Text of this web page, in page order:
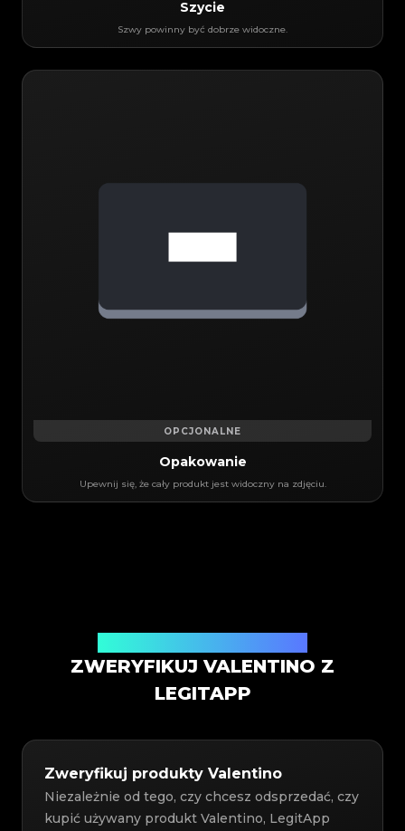
Szycie
Szwy powinny być dobrze widoczne.
OPCJONALNE
Opakowanie
Upewnij się, że cały produkt jest widoczny na zdjęciu.
ZWERYFIKUJ VALENTINO Z
LEGITAPP
Zweryfikuj produkty Valentino
Niezależnie od tego, czy chcesz odsprzedać, czy
kupić używany produkt Valentino, LegitApp